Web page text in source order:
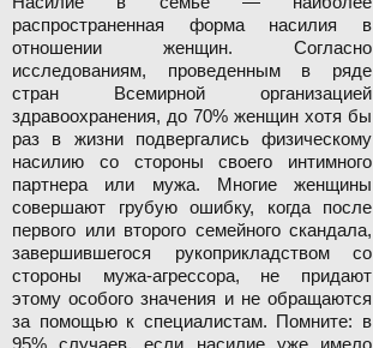
распространенная форма насилия в
отношении женщин. Согласно
исследованиям, проведенным в ряде
стран Всемирной организацией
здравоохранения, до 70% женщин хотя бы
раз в жизни подвергались физическому
насилию со стороны своего интимного
партнера или мужа. Многие женщины
совершают грубую ошибку, когда после
первого или второго семейного скандала,
завершившегося рукоприкладством со
стороны мужа-агрессора, не придают
этому особого значения и не обращаются
за помощью к специалистам. Помните: в
95% случаев, если насилие уже имело